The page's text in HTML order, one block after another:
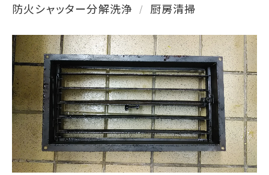
防火シャッター分解洗浄 / 厨房清掃